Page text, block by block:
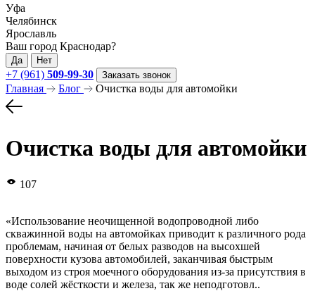
Уфа
Челябинск
Ярославль
Ваш город Краснодар?
Да Нет
+7 (961) 509-99-30 Заказать звонок
Главная Блог Очистка воды для автомойки
Очистка воды для автомойки
107
«Использование неочищенной водопроводной либо
скважинной воды на автомойках приводит к различного рода
проблемам, начиная от белых разводов на высохшей
поверхности кузова автомобилей, заканчивая быстрым
выходом из строя моечного оборудования из-за присутствия в
воде солей жёсткости и железа, так же неподготовл..